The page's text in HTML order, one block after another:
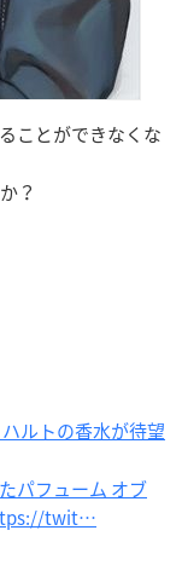
ことができなくな
？
ルトの香水が待望
パフューム オブ
twit…